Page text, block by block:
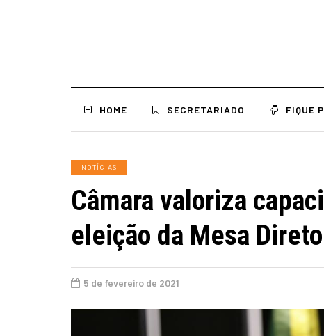
HOME SECRETARIADO FIQUE
NOTÍCIAS
Câmara valoriza
eleição da Mesa
5 de fevereiro de 2021